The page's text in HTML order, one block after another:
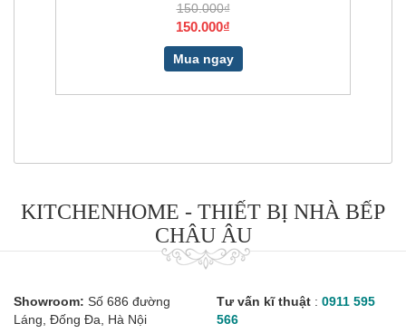
150.000₫
150.000₫
Mua ngay
KITCHENHOME - THIẾT BỊ NHÀ BẾP
CHÂU ÂU
Showroom: Số 686 đường
Láng, Đống Đa, Hà Nội
Tư vấn kĩ thuật : 0911 595
566